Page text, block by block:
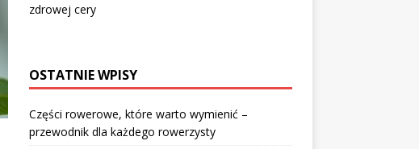
zdrowej cery
OSTATNIE WPISY
Części rowerowe, które warto wymienić –
przewodnik dla każdego rowerzysty